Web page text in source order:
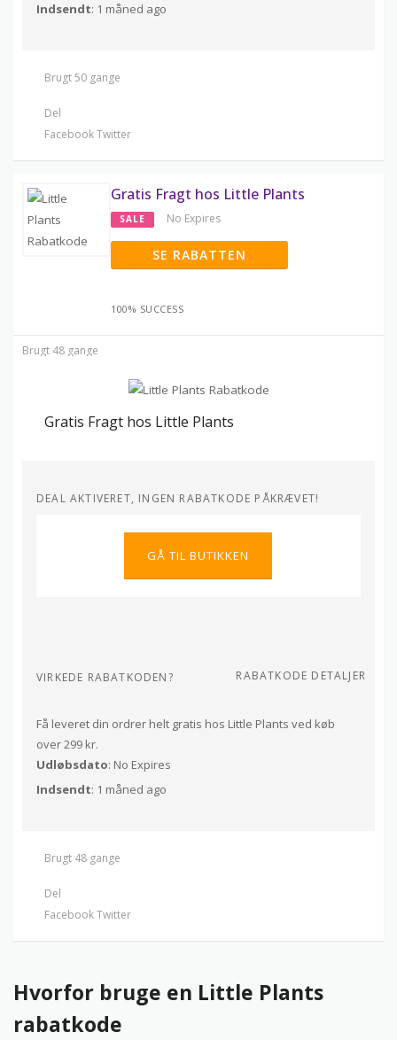
Indsendt: 1 måned ago
Brugt 50 gange
Del
FacebookTwitter
Gratis Fragt hos Little Plants
SALE No Expires
SE RABATTEN
100% SUCCESS
Brugt 48 gange
Gratis Fragt hos Little Plants
DEAL AKTIVERET, INGEN RABATKODE PÅKRÆVET!
GÅ TIL BUTIKKEN
VIRKEDE RABATKODEN? RABATKODE DETALJER
Få leveret din ordrer helt gratis hos Little Plants ved køb
over 299 kr.
Udløbsdato: No Expires
Indsendt: 1 måned ago
Brugt 48 gange
Del
FacebookTwitter
Hvorfor bruge en Little Plants
rabatkode